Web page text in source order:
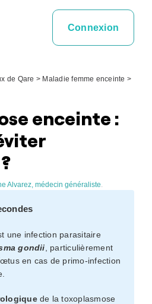
Connexion
de Qare > Maladie femme enceinte >
enceinte :
Alvarez, médecin généraliste.
une infection parasitaire
gondii , particulièrement
en cas de primo-infection
de la toxoplasmose